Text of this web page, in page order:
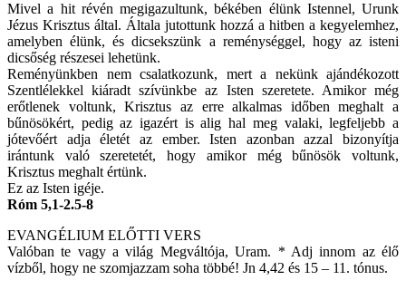
Mivel a hit révén megigazultunk, békében élünk Istennel, Urunk
Jézus Krisztus által. Általa jutottunk hozzá a hitben a kegyelemhez,
amelyben élünk, és dicsekszünk a reménységgel, hogy az isteni
dicsőség részesei lehetünk.
Reményünkben nem csalatkozunk, mert a nekünk ajándékozott
Szentlélekkel kiáradt szívünkbe az Isten szeretete. Amikor még
erőtlenek voltunk, Krisztus az erre alkalmas időben meghalt a
bűnösökért, pedig az igazért is alig hal meg valaki, legfeljebb a
jótevőért adja életét az ember. Isten azonban azzal bizonyítja
irántunk való szeretetét, hogy amikor még bűnösök voltunk,
Krisztus meghalt értünk.
Ez az Isten igéje.
Róm 5,1-2.5-8
EVANGÉLIUM ELŐTTI VERS
Valóban te vagy a világ Megváltója, Uram. * Adj innom az élő
vízből, hogy ne szomjazzam soha többé! Jn 4,42 és 15 – 11. tónus.